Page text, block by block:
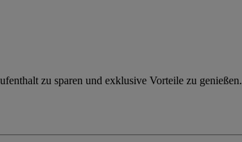
zu sparen und exklusive Vorteile zu genießen.